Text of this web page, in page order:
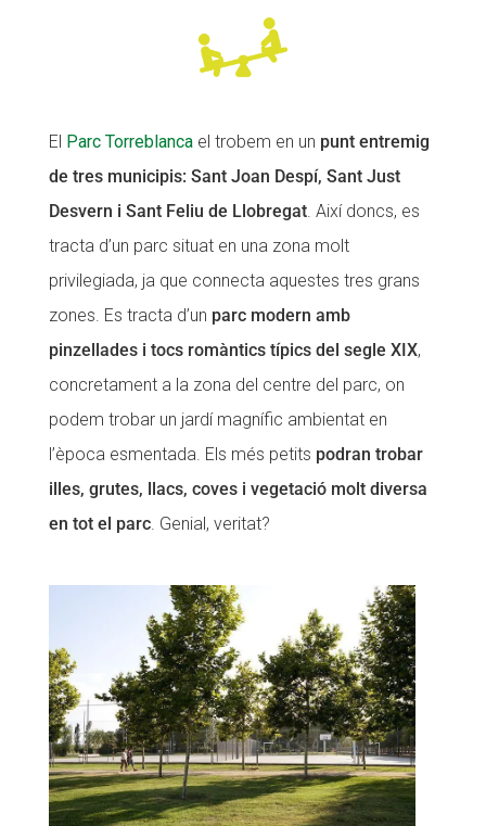
El Parc Torreblancael trobem en un punt entremig
de tres municipis: Sant Joan Despí, Sant Just
Desvern i Sant Feliu de Llobregat. Així doncs, es
tracta d’un parc situat en una zona molt
privilegiada, ja que connecta aquestes tres grans
zones. Es tracta d’un parc modern amb
pinzellades i tocs romàntics típics del segle XIX,
concretament a la zona del centre del parc, on
podem trobar un jardí magnífic ambientat en
l’època esmentada. Els més petits podran trobar
illes, grutes, llacs, coves i vegetació molt diversa
en tot el parc. Genial, veritat?